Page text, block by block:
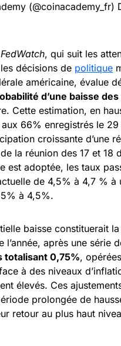
(@coinacademy_fr)
, qui suit les
décisions de politique
américaine, évalue
d’une baisse
Cette estimation, en
66% enregistrés le
croissante d’une
la réunion des 17 et 18
est adoptée, les taux
de 4,5% à 4,7 % à
à 4,5%.
baisse constituerait
l’année, après une série
totalisant 0,75%,
à des niveaux
élevés. Ces
prolongée de
retour au plus haut